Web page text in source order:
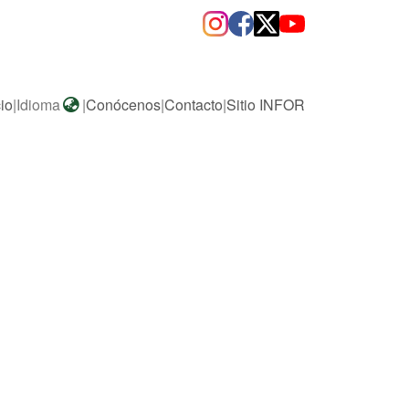
|Idioma |Conócenos|Contacto|Sitio INFOR